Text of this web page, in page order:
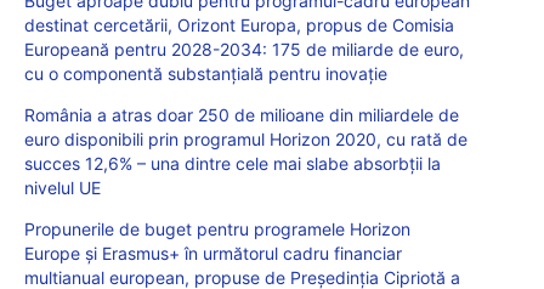
destinat cercetării, Orizont Europa, propus de Comisia
Europeană pentru 2028-2034: 175 de miliarde de euro,
cu o componentă substanțială pentru inovație
România a atras doar 250 de milioane din miliardele de
euro disponibili prin programul Horizon 2020, cu rată de
succes 12,6% – una dintre cele mai slabe absorbții la
nivelul UE
Propunerile de buget pentru programele Horizon
Europe și Erasmus+ în următorul cadru financiar
multianual european, propuse de Președinția Cipriotă a